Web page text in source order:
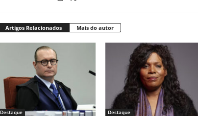
Artigos Relacionados Mais do autor
Destaque Destaque